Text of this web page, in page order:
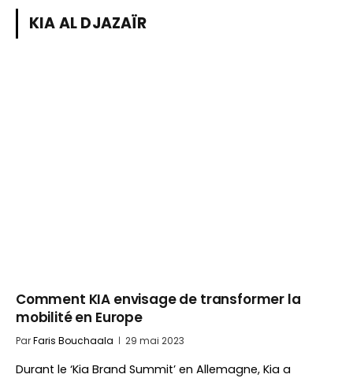
KIA AL DJAZAÏR
Comment KIA envisage de transformer la
mobilité en Europe
ParFaris Bouchaala 29 mai 2023
Durant le ‘Kia Brand Summit’ en Allemagne, Kia a